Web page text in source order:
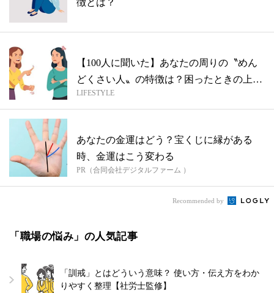
【100人に聞いた】あなたの周りの〝めん
どくさい人〟の特徴は？困ったときの上手
な...
LIFESTYLE
あなたの金運はどう？宝くじに縁がある
時、金運はこう変わる
PR（合同会社デジタルファーム ）
Recommended by
「職場の悩み」の人気記事
「訓戒」とはどういう意味？ 使い方・伝え方をわか
りやすく整理【社労士監修】